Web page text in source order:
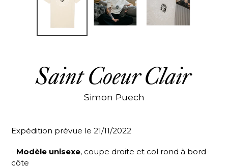
Saint Coeur Clair
Simon Puech
Expédition prévue le 21/11/2022
- Modèle unisexe, coupe droite et col rond à bord-
côte